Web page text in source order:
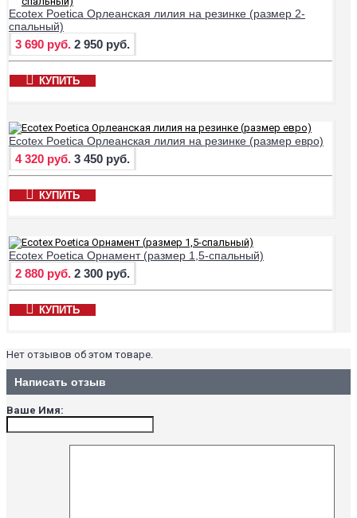
Ecotex Poetica Орлеанская лилия на резинке (размер 2-
спальный)
3 690 руб. 2 950 руб.
КУПИТЬ
Ecotex Poetica Орлеанская лилия на резинке (размер евро)
4 320 руб. 3 450 руб.
КУПИТЬ
Ecotex Poetica Орнамент (размер 1,5-спальный)
2 880 руб. 2 300 руб.
КУПИТЬ
Нет отзывов об этом товаре.
Написать отзыв
Ваше Имя: